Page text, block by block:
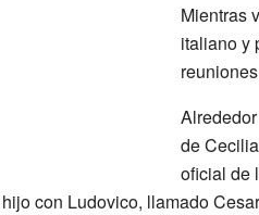
Mientras
italiano y
de
oficial de
con Ludovico, llamado